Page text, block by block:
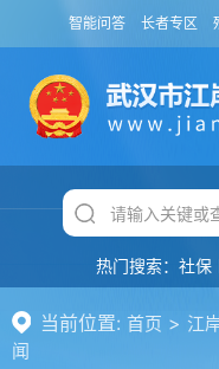
智能问答 长者专区
热门搜索： 社保
当前位置: 首页 > 江
闻